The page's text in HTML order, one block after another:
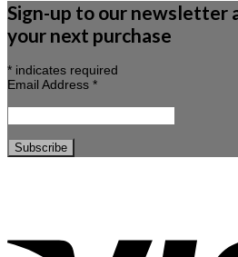
Sign-up to our newsletter
your next purchase
* indicates required
Email Address *